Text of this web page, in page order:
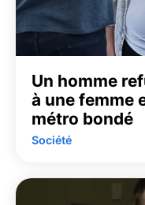
Un homme
à une femme
métro bondé
Société